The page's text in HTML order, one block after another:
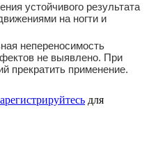
устойчивого результата
на ногти и
непереносимость
не выявлено. При
прекратить применение.
для